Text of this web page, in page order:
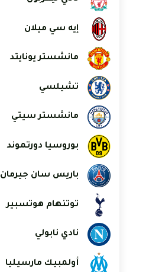
إيه سي ميلان
مانشستر يونايتد
تشيلسي
مانشستر سيتي
بوروسيا دورتموند
باريس سان جيرمان
توتنهام هوتسبير
نادي نابولي
أولمبيك مارسيليا